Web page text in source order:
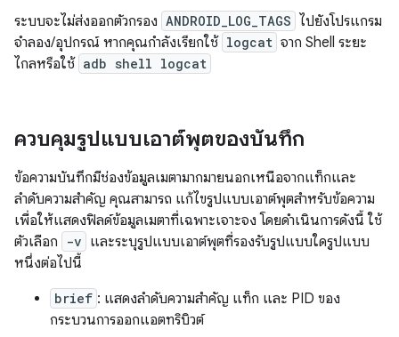
ระบบจะไม่ส่งออกตัวกรอง ANDROID_LOG_TAGS ไปยังโปรแกรม
จำลอง/อุปกรณ์ หากคุณกำลังเรียกใช้ logcat จาก Shell ระยะ
ไกลหรือใช้ adb shell logcat
ควบคุมรูปแบบเอาต์พุตของบันทึก
ข้อความบันทึกมีช่องข้อมูลเมตามากมายนอกเหนือจากแท็กและ
ลำดับความสำคัญ คุณสามารถ แก้ไขรูปแบบเอาต์พุตสำหรับข้อความ
เพื่อให้แสดงฟิลด์ข้อมูลเมตาที่เฉพาะเจาะจง โดยดำเนินการดังนี้ ใช้
ตัวเลือก
-v และระบุรูปแบบเอาต์พุตที่รองรับรูปแบบใดรูปแบบ
หนึ่งต่อไปนี้
brief : แสดงลำดับความสำคัญ แท็ก และ PID ของ
กระบวนการออกแอตทริบิวต์